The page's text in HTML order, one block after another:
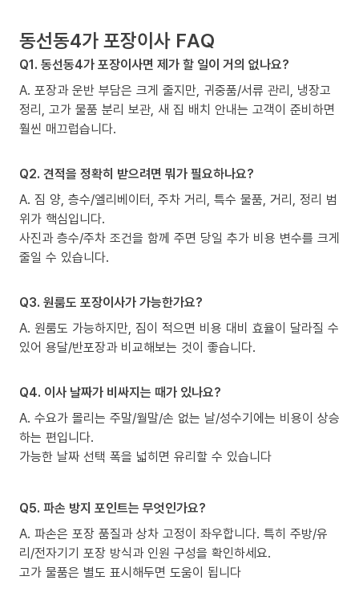
동선동4가 포장이사 FAQ
Q1. 동선동4가 포장이사면 제가 할 일이 거의 없나요?
A. 포장과 운반 부담은 크게 줄지만, 귀중품/서류 관리, 냉장고
정리, 고가 물품 분리 보관, 새 집 배치 안내는 고객이 준비하면
훨씬 매끄럽습니다.
Q2. 견적을 정확히 받으려면 뭐가 필요하나요?
A. 짐 양, 층수/엘리베이터, 주차 거리, 특수 물품, 거리, 정리 범
위가 핵심입니다.
사진과 층수/주차 조건을 함께 주면 당일 추가 비용 변수를 크게
줄일 수 있습니다.
Q3. 원룸도 포장이사가 가능한가요?
A. 원룸도 가능하지만, 짐이 적으면 비용 대비 효율이 달라질 수
있어 용달/반포장과 비교해보는 것이 좋습니다.
Q4. 이사 날짜가 비싸지는 때가 있나요?
A. 수요가 몰리는 주말/월말/손 없는 날/성수기에는 비용이 상승
하는 편입니다.
가능한 날짜 선택 폭을 넓히면 유리할 수 있습니다
Q5. 파손 방지 포인트는 무엇인가요?
A. 파손은 포장 품질과 상차 고정이 좌우합니다. 특히 주방/유
리/전자기기 포장 방식과 인원 구성을 확인하세요.
고가 물품은 별도 표시해두면 도움이 됩니다